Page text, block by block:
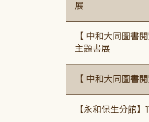
展
【 中和大同圖書
主題書展
【 中和大同圖書
【永和保生分館